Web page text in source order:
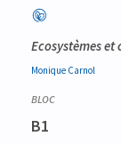
Ecosystèmes
Monique Carnol
B1